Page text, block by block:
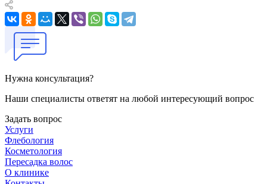
Нужна консультация?
Наши специалисты ответят на любой интересующий вопрос
Задать вопрос
Услуги
Флебология
Косметология
Пересадка волос
О клинике